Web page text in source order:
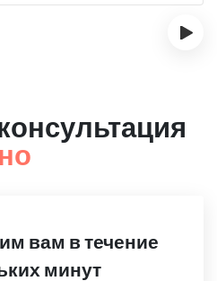
›
вам в течение
минут